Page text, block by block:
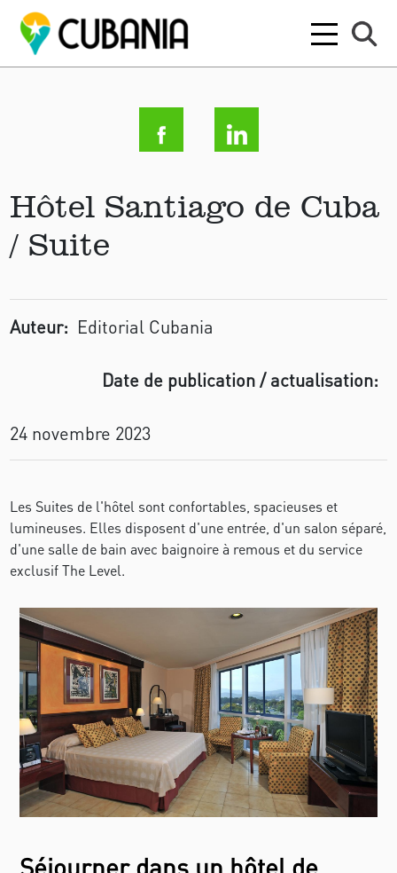
Hôtel Santiago de Cuba
/ Suite
Auteur: Editorial Cubania
Date de publication / actualisation:
24 novembre 2023
Les Suites de l'hôtel sont confortables, spacieuses et
lumineuses. Elles disposent d'une entrée, d'un salon séparé,
d'une salle de bain avec baignoire à remous et du service
exclusif The Level.